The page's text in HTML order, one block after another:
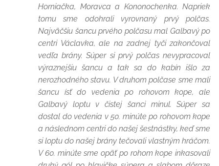
Horniačka, Moravca a Kononochenka. Napriek
tomu sme odohrali vyrovnaný prvý polčas.
Najväčšiu šancu prvého polčasu mal Galbavý po
centri Václavka, ale na zadnej tyči zakončoval
vedľa brány. Súper si prvý polčas nevypracoval
výraznejšiu šancu a tak sa do kabín išlo za
nerozhodného stavu. V druhom polčase sme mali
šancu ísť do vedenia po rohovom kope, ale
Galbavý loptu v čistej šanci minul. Súper sa
dostal do vedenia v 50. minúte po rohovom kope
a následnom centri do našej šestnástky, keď sme
si loptu do našej brány tečovali vlastným hráčom.
V 60. minúte sme opäť po rohom kope inkasovali